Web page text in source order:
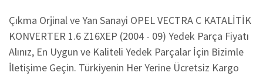
Çıkma Orjinal ve Yan Sanayi OPEL VECTRA C KATALİTİK
KONVERTER 1.6 Z16XEP (2004 - 09) Yedek Parça Fiyatı
Alınız, En Uygun ve Kaliteli Yedek Parçalar İçin Bizimle
İletişime Geçin. Türkiyenin Her Yerine Ücretsiz Kargo